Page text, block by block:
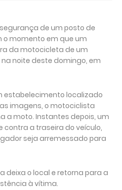
de um posto de
momento em que um
da motocicleta de um
noite deste domingo, em
estabelecimento localizado
imagens, o motociclista
a moto. Instantes depois, um
contra a traseira do veículo,
seja arremessado para
deixa o local e retorna para a
à vítima.